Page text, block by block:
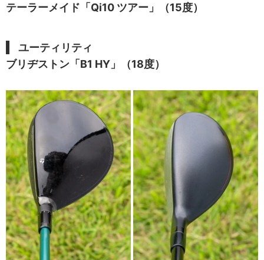
テーラーメイド「Qi10 ツアー」（15度）
ユーティリティ
ブリヂストン「B1 HY」（18度）